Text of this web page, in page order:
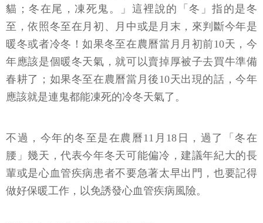
貓；冬在尾，凍死鬼。」這裡說的「冬」指的是冬
至，依照冬至在月初、月中或是月末，來判斷今年是
暖冬或者冷冬！如果冬至在農曆當月月初前10天，今
年應該是個暖冬天氣，就可以賣掉厚被子去買牛準備
春耕了；如果冬至在農曆當月後10天出現的話，今年
應該就是連鬼都能凍死的冷冬天氣了。
不過，今年的冬至是在農曆11月18日，過了「冬在
腰」幾天，代表今年冬天可能偏冷，建議年紀大的長
輩或是心血管疾病患者不要急著太早出門，也要記得
做好保暖工作，以免誘發心血管疾病風險。